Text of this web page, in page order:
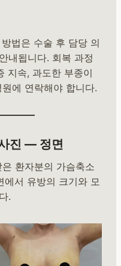
법은 수술 후 담당 의
내됩니다. 회복 과정
지속, 과도한 부종이
에 연락해야 합니다.
진 — 정면
환자분의 가슴축소
에서 유방의 크기와 모
.